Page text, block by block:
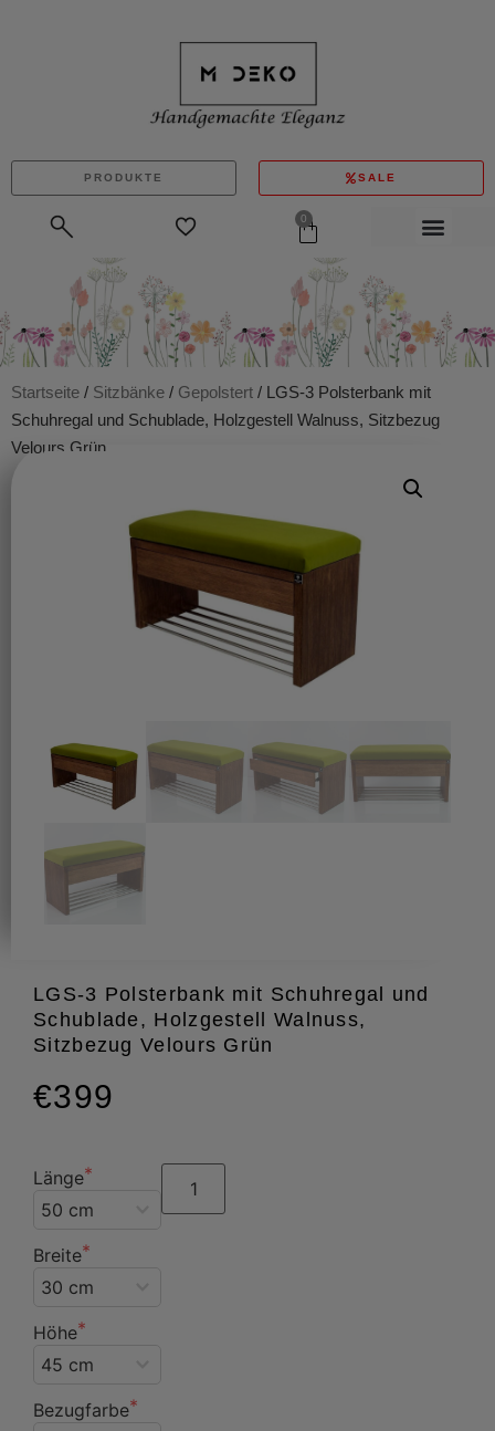
PRODUKTE SALE
0
Startseite / Sitzbänke / Gepolstert / LGS-3 Polsterbank mit
Schuhregal und Schublade, Holzgestell Walnuss, Sitzbezug
Velours Grün
LGS-3 Polsterbank mit Schuhregal und
Schublade, Holzgestell Walnuss,
Sitzbezug Velours Grün
€399
Länge
Breite
Höhe
Bezugfarbe